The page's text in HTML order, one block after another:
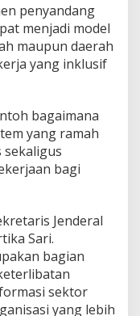
penyandang
menjadi model
maupun daerah
yang inklusif
bagaimana
yang ramah
sekaligus
bagi
Jenderal
Sari.
bagian
sektor
yang lebih